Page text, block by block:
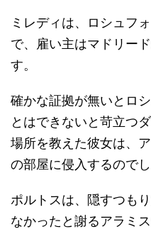
ミレディは、ロシュフ
で、雇い主はマドリー
す。
確かな証拠が無いとロ
とはできないと苛立つ
場所を教えた彼女は、
の部屋に侵入するのでし
ポルトスは、隠すつも
なかったと謝るアラミ